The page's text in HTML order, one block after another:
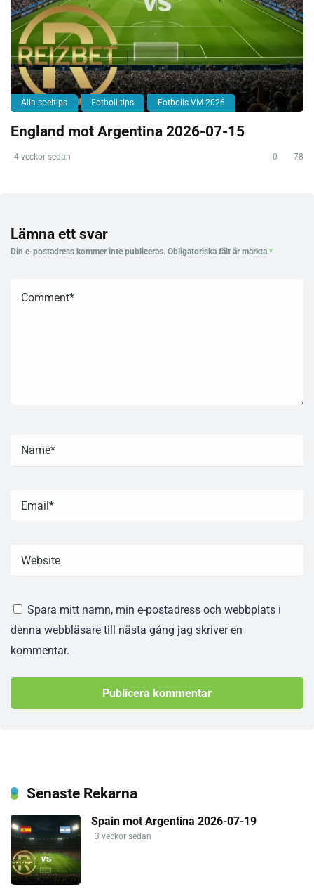
Alla speltips Fotboll tips Fotbolls-VM 2026
England mot Argentina 2026-07-15
4 veckor sedan 0 78
Lämna ett svar
Din e-postadress kommer inte publiceras. Obligatoriska fält är märkta *
Spara mitt namn, min e-postadress och webbplats i
denna webbläsare till nästa gång jag skriver en
kommentar.
Senaste Rekarna
Spain mot Argentina 2026-07-19
3 veckor sedan